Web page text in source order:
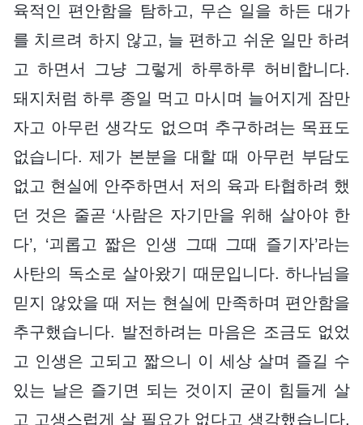
육적인 편안함을 탐하고, 무슨 일을 하든 대가
를 치르려 하지 않고, 늘 편하고 쉬운 일만 하려
고 하면서 그냥 그렇게 하루하루 허비합니다.
돼지처럼 하루 종일 먹고 마시며 늘어지게 잠만
자고 아무런 생각도 없으며 추구하려는 목표도
없습니다. 제가 본분을 대할 때 아무런 부담도
없고 현실에 안주하면서 저의 육과 타협하려 했
던 것은 줄곧 ‘사람은 자기만을 위해 살아야 한
다’, ‘괴롭고 짧은 인생 그때 그때 즐기자’라는
사탄의 독소로 살아왔기 때문입니다. 하나님을
믿지 않았을 때 저는 현실에 만족하며 편안함을
추구했습니다. 발전하려는 마음은 조금도 없었
고 인생은 고되고 짧으니 이 세상 살며 즐길 수
있는 날은 즐기면 되는 것이지 굳이 힘들게 살
고 고생스럽게 살 필요가 없다고 생각했습니다.